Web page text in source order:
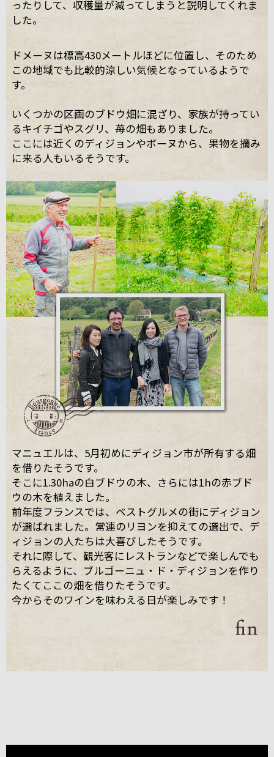
ったりして、収穫量が減ってしまうと説明してくれま
した。
ドメーヌは標高430メートルほどに位置し、そのため
この地域でも比較的涼しい気候となっているようで
す。
いくつかの区画のブドウ畑に混ざり、家族が持ってい
るキイチゴやスグリ、苺の畑もありました。
ここには近くのディジョンやボーヌから、果物を摘み
に来る人もいるそうです。
マニュエルは、5月初めにディジョン市が所有する畑
を借りたそうです。
そこに1.30haの白ブドウの木、さらには1hの赤ブド
ウの木を植えました。
前年度フランスでは、ベストグルメの街にディジョン
が選ばれました。常連のリヨンを抑えての選出で、デ
ィジョンの人たちは大喜びしたそうです。
それに際して、観光客にレストランなどで楽しんでも
らえるように、ブルゴーニュ・ド・ディジョンを作り
たくてここの畑を借りたそうです。
今からそのワインを味わえる日が楽しみです！